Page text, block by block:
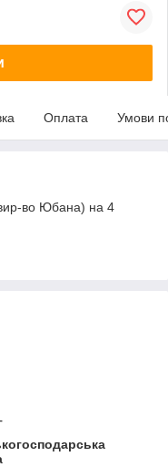
Оплата Умови
во Юбана) на 4